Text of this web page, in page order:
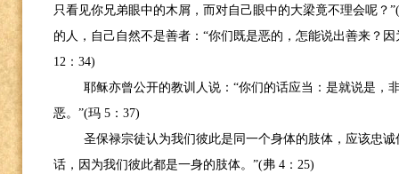
只看见你兄弟眼中的木屑，而对自己眼中的大梁竟不理会呢？”
的人，自己自然不是善者：“你们既是恶的，怎能说出善来？
12 ：34)
耶稣亦曾公开的教训人说：“你们的话应当：是就说是，
恶。”(玛 5 ：37)
圣保禄宗徒认为我们彼此是同一个身体的肢体，应该忠
话，因为我们彼此都是一身的肢体。”(弗 4 ：25)